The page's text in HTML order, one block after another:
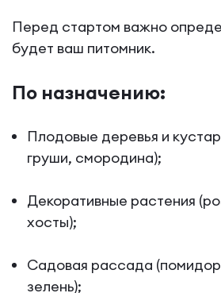
Перед стартом важно
будет ваш питомник.
По назначению:
Плодовые деревья и
груши, смородина);
Декоративные растения
хосты);
Садовая рассада
зелень);